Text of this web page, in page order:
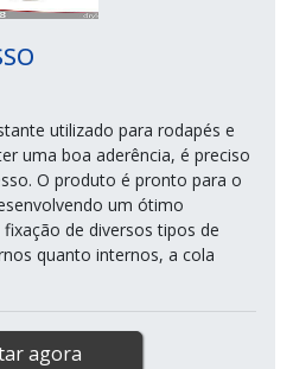
utilizado para rodapés e
uma boa aderência, é preciso
O produto é pronto para o
um ótimo
de diversos tipos de
quanto internos, a cola
agora